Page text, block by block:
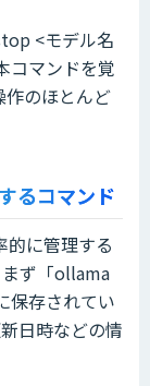
<モデル名
コマンドを覚
作のほとんど
るコマンド
に管理する
ず「ollama
保存されてい
日時などの情